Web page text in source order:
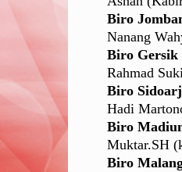
Biro
Nanang
Biro Gersik
Rahmad
Biro
Hadi
Biro
Muktar.SH
Biro